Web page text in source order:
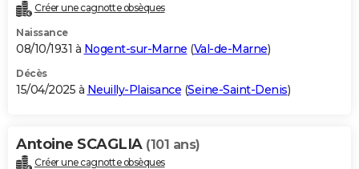
Créer une cagnotte obsèques
Naissance
08/10/1931 à Nogent-sur-Marne (Val-de-Marne)
Décès
15/04/2025 à Neuilly-Plaisance (Seine-Saint-Denis)
Antoine SCAGLIA (101 ans)
Créer une cagnotte obsèques